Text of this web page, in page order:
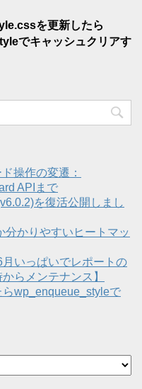
を更新したら
でキャッシュクリアす
操作の変遷：
APIまで
を復活公開しまし
かりやすいヒートマッ
月いっぱいでレポートの
らメンテナンス】
wp_enqueue_styleで